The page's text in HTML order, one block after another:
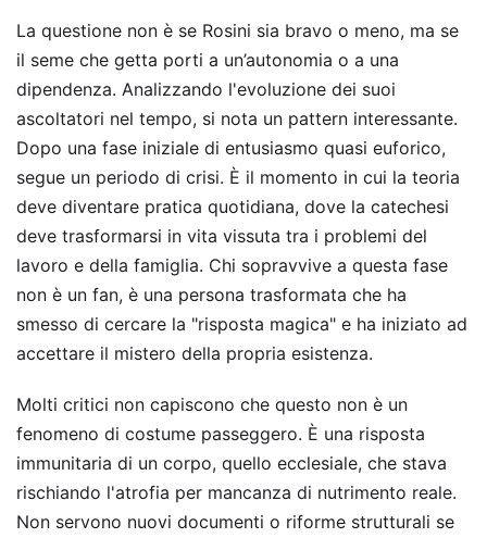
La questione non è se Rosini sia bravo o meno, ma se
il seme che getta porti a un’autonomia o a una
dipendenza. Analizzando l'evoluzione dei suoi
ascoltatori nel tempo, si nota un pattern interessante.
Dopo una fase iniziale di entusiasmo quasi euforico,
segue un periodo di crisi. È il momento in cui la teoria
deve diventare pratica quotidiana, dove la catechesi
deve trasformarsi in vita vissuta tra i problemi del
lavoro e della famiglia. Chi sopravvive a questa fase
non è un fan, è una persona trasformata che ha
smesso di cercare la "risposta magica" e ha iniziato ad
accettare il mistero della propria esistenza.
Molti critici non capiscono che questo non è un
fenomeno di costume passeggero. È una risposta
immunitaria di un corpo, quello ecclesiale, che stava
rischiando l'atrofia per mancanza di nutrimento reale.
Non servono nuovi documenti o riforme strutturali se